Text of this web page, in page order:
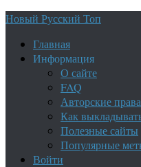
Новый Русский Топ
Главная
Информация
О сайте
FAQ
Авторские права
Как
Полезные сайты
Популярные
Войти